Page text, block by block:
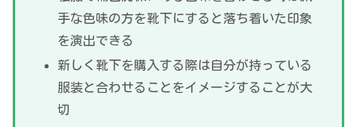
手な色味の方を靴下にすると落ち着いた印象
を演出できる
新しく靴下を購入する際は自分が持っている
服装と合わせることをイメージすることが大
切